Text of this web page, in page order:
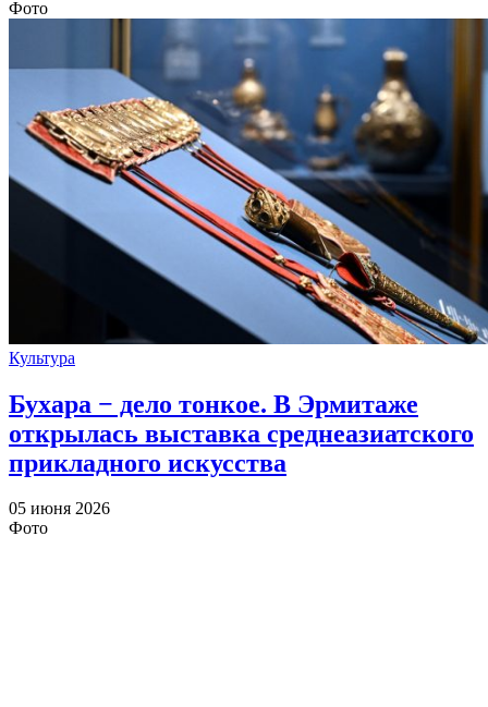
Фото
Культура
Бухара − дело тонкое. В Эрмитаже
открылась выставка среднеазиатского
прикладного искусства
05 июня 2026
Фото